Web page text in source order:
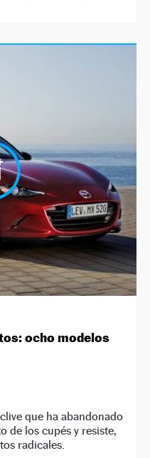
ocho modelos
que ha abandonado
de los cupés y resiste,
radicales.